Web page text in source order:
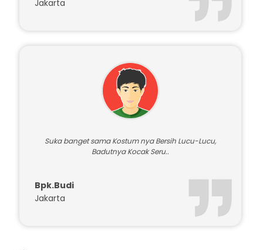
Jakarta
Suka banget sama Kostum nya Bersih Lucu-Lucu,
Badutnya Kocak Seru..
Bpk.Budi
Jakarta